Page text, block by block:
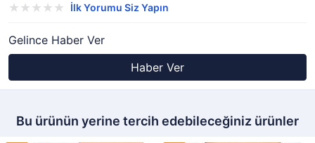
İlk Yorumu Siz Yapın
Gelince Haber Ver
Haber Ver
Bu ürünün yerine tercih edebileceğiniz ürünler